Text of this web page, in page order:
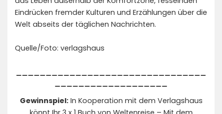
Eindrücken fremder Kulturen und Erzählungen über die
Welt abseits der täglichen Nachrichten.
Quelle/Foto: verlagshaus
Gewinnspiel:In Kooperation mit dem Verlagshaus